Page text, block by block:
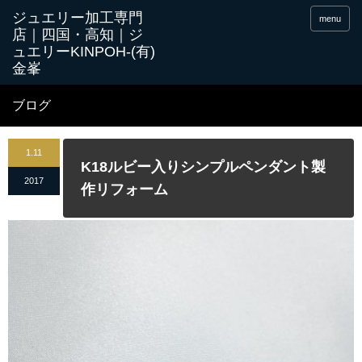
menu
ブログ
1.11
2017
K18ルビー入りシンプルペンダント製
作リフォーム